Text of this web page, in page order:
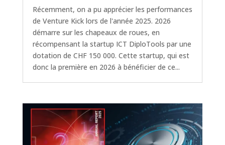
Récemment, on a pu apprécier les performances
de Venture Kick lors de l'année 2025. 2026
démarre sur les chapeaux de roues, en
récompensant la startup ICT DiploTools par une
dotation de CHF 150 000. Cette startup, qui est
donc la première en 2026 à bénéficier de ce...